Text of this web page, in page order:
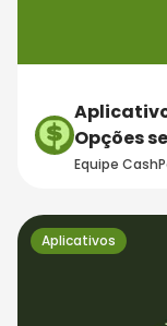
Opções
Equipe
Aplicativos